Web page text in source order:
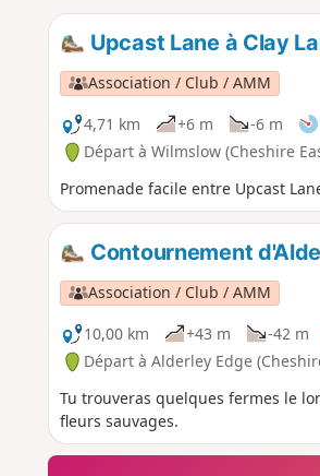
Upcast Lane à Clay
Association / Club / AMM
4,71 km
+6 m -6 m
Départ à Wilmslow (Cheshire
Promenade facile entre Upcast
Contournement
Association / Club / AMM
10,00 km
+43 m -42 m
Départ à Alderley Edge
Tu trouveras quelques fermes le
fleurs sauvages.